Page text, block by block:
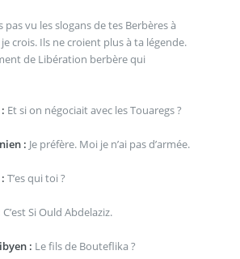
pas vu les slogans de tes Berbères à
je crois. Ils ne croient plus à ta légende.
de Libération berbère qui
Et si on négociait avec les Touaregs ?
: Je préfère. Moi je n’ai pas d’armée.
T’es qui toi ?
C’est Si Ould Abdelaziz.
: Le fils de Bouteflika ?